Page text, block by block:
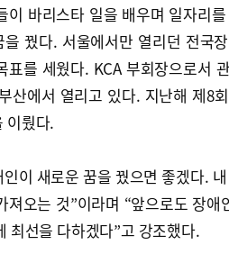
이 바리스타 일을 배우며 일자리
꿨다. 서울에서만 열리던 전국
표를 세웠다. KCA 부회장으로서
산에서 열리고 있다. 지난해 제8
이뤘다.
이 새로운 꿈을 꿨으면 좋겠다.
져오는 것”이라며 “앞으로도 장
최선을 다하겠다”고 강조했다.